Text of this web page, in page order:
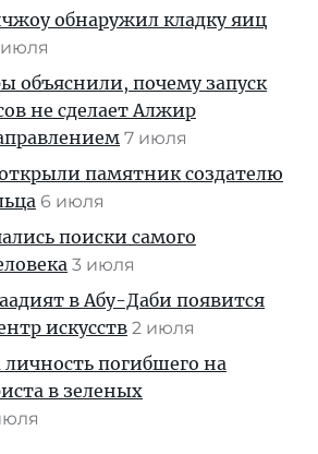
обнаружил кладку яиц
объяснили, почему запуск
не сделает Алжир
7 июля
памятник создателю
6 июля
поиски самого
3 июля
в Абу-Даби появится
искусств 2 июля
личность погибшего на
в зеленых